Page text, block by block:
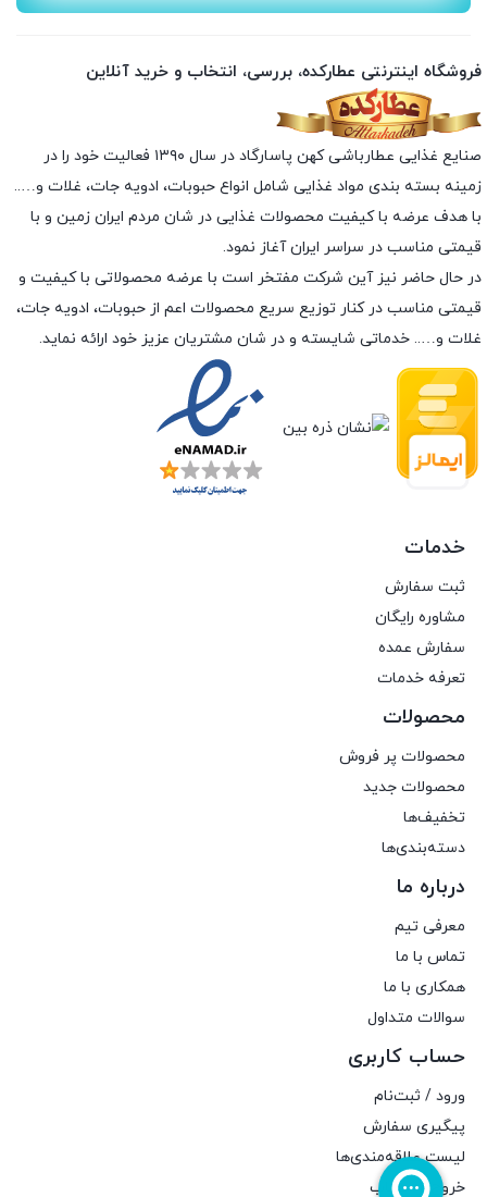
فروشگاه اینترنتی عطارکده، بررسی، انتخاب و خرید آنلاین
صنایع غذایی عطارباشی کهن پاسارگاد در سال ۱۳۹۰ فعالیت خود را در
زمینه بسته بندی مواد غذایی شامل انواع حبوبات، ادویه جات، غلات و…..
با هدف عرضه با کیفیت محصولات غذایی در شان مردم ایران زمین و با
قیمتی مناسب در سراسر ایران آغاز نمود.
در حال حاضر نیز آین شرکت مفتخر است با عرضه محصولاتی با کیفیت و
قیمتی مناسب در کنار توزیع سریع محصولات اعم از حبوبات، ادویه جات،
غلات و….. خدماتی شایسته و در شان مشتریان عزیز خود ارائه نماید.
خدمات
ثبت سفارش
مشاوره رایگان
سفارش عمده
تعرفه خدمات
محصولات
محصولات پر فروش
محصولات جدید
تخفیف‌ها
دسته‌بندی‌ها
درباره ما
معرفی تیم
تماس با ما
همکاری با ما
سوالات متداول
حساب کاربری
ورود / ثبت‌نام
پیگیری سفارش
لیست علاقه‌مندی‌ها
خروج از حساب